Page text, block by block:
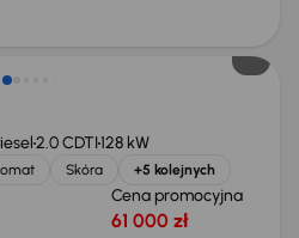
2.0 CDTI128 kW
Skóra +5 kolejnych
Cena promocyjna
61 000 zł